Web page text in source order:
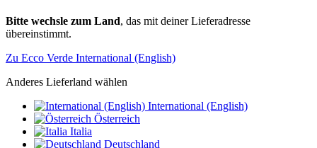
Bitte wechsle zum Land, das mit deiner Lieferadresse
übereinstimmt.
Zu Ecco Verde International (English)
Anderes Lieferland wählen
International (English)
Österreich
Italia
Deutschland